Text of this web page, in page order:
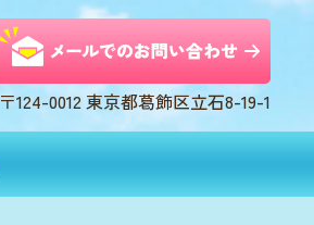
〒124-0012 東京都葛飾区立石8-19-1